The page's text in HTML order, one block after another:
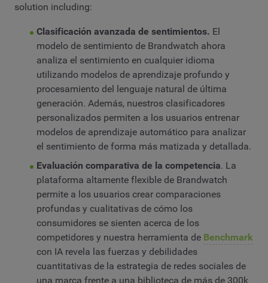
solution including:
Clasificación avanzada de sentimientos. El
modelo de sentimiento de Brandwatch ahora
analiza el sentimiento en cualquier idioma
utilizando modelos de aprendizaje profundo y
procesamiento del lenguaje natural de última
generación. Además, nuestros clasificadores
personalizados permiten a los usuarios entrenar
modelos de aprendizaje automático para analizar
el sentimiento de forma más matizada y detallada.
Evaluación comparativa de la competencia. La
plataforma altamente flexible de Brandwatch
permite a los usuarios crear comparaciones
profundas y cualitativas de cómo los
consumidores se sienten acerca de los
competidores y nuestra herramienta de Benchmark
con IA revela las fuerzas y debilidades
cuantitativas de la estrategia de redes sociales de
una marca frente a una biblioteca de más de 300k